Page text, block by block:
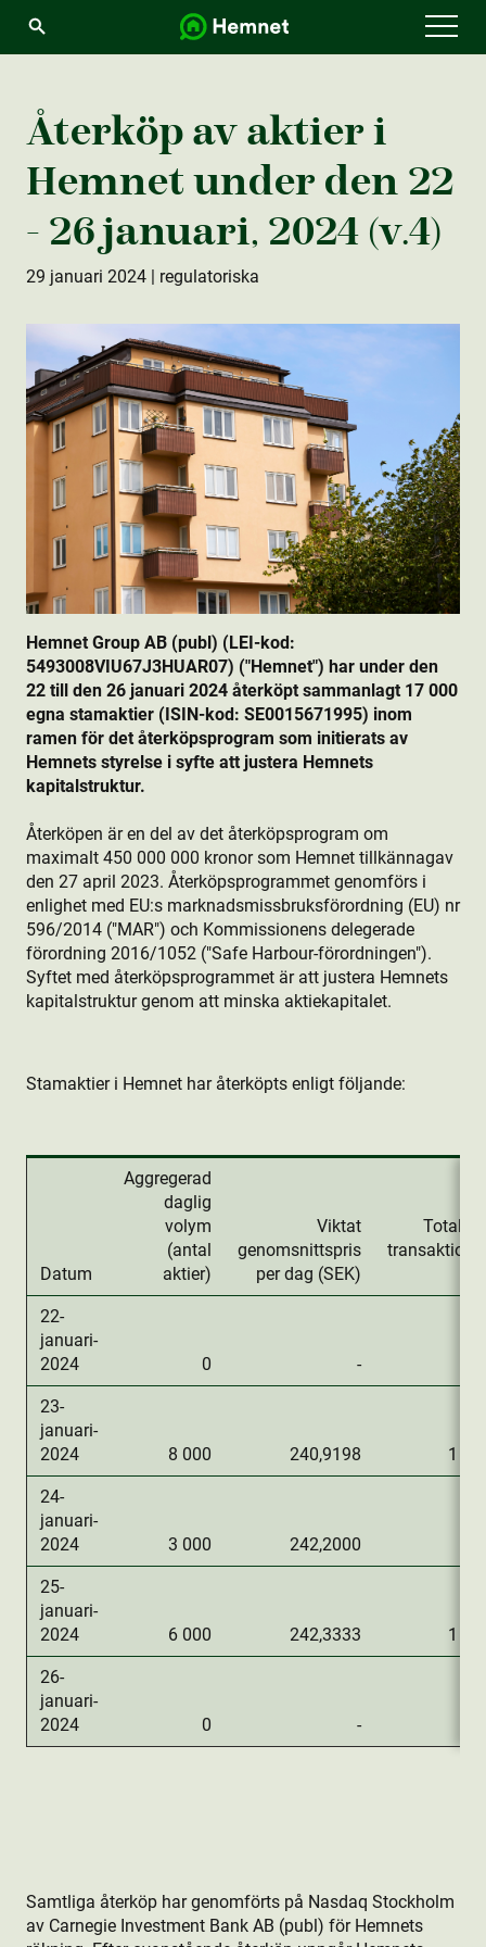
Återköp av aktie­r i
Hemnet under den 22
- 26 januari, 2024 (v.4)
29 januari 2024 | regulatoriska
Hemnet Group AB (publ) (LEI-kod:
5493008VIU67J3HUAR07) ("Hemnet") har under den
22 till den 26 januari 2024 återköpt sammanlagt 17 000
egna stamaktie­r (ISIN-kod: SE0015671995) inom
ramen för det återköpsprogram som initierats av
Hemnets styrelse i syfte att justera Hemnets
kapitalstruktur.
Återköpen är en del av det återköpsprogram om
maximalt 450 000 000 kronor som Hemnet tillkännagav
den 27 april 2023. Återköpsprogrammet genomförs i
enlighet med EU:s marknadsmissbruksförordning (EU) nr
596/2014 ("MAR") och Kommissionens delegerade
förordning 2016/1052 ("Safe Harbour-förordningen").
Syftet med återköpsprogrammet är att justera Hemnets
kapitalstruktur genom att minska aktie­kapitalet.
Stamaktie­r i Hemnet har återköpts enligt följande:
Datum
Aggregerad
daglig
volym
(antal
aktie­r)
Viktat
genomsnittspris
per dag (SEK)
Totalt
22-
januari-
2024
0 -
23-
januari-
2024
8 000 240,9198 1
24-
januari-
2024
3 000 242,2000
25-
januari-
2024
6 000 242,3333 1
26-
januari-
2024
0 -
Samtliga återköp har genomförts på Nasdaq Stockholm
av Carnegie Investment Bank AB (publ) för Hemnets